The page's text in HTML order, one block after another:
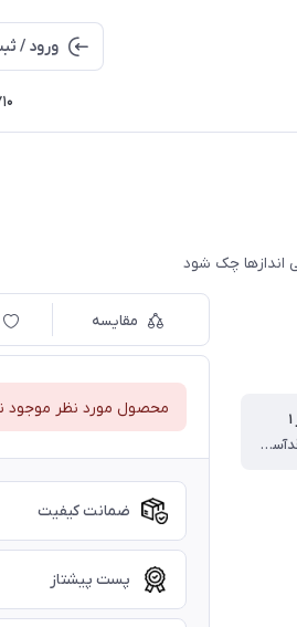
ورود /
قد ۴۱،پهنا۳۰،قدآستین۳۸
مقایسه
محصول مورد نظر موجود
ضمانت کیفیت
پست پیشتاز